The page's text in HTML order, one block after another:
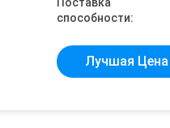
Поставка
способности:
Лучшая Цена